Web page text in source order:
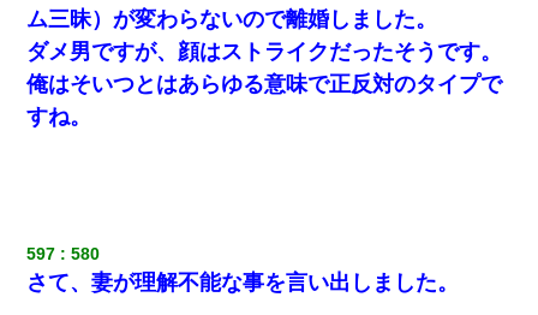
ム三昧）が変わらないので離婚しました。
ダメ男ですが、顔はストライクだったそうです。
俺はそいつとはあらゆる意味で正反対のタイプで
すね。
597 580
さて、妻が理解不能な事を言い出しました。